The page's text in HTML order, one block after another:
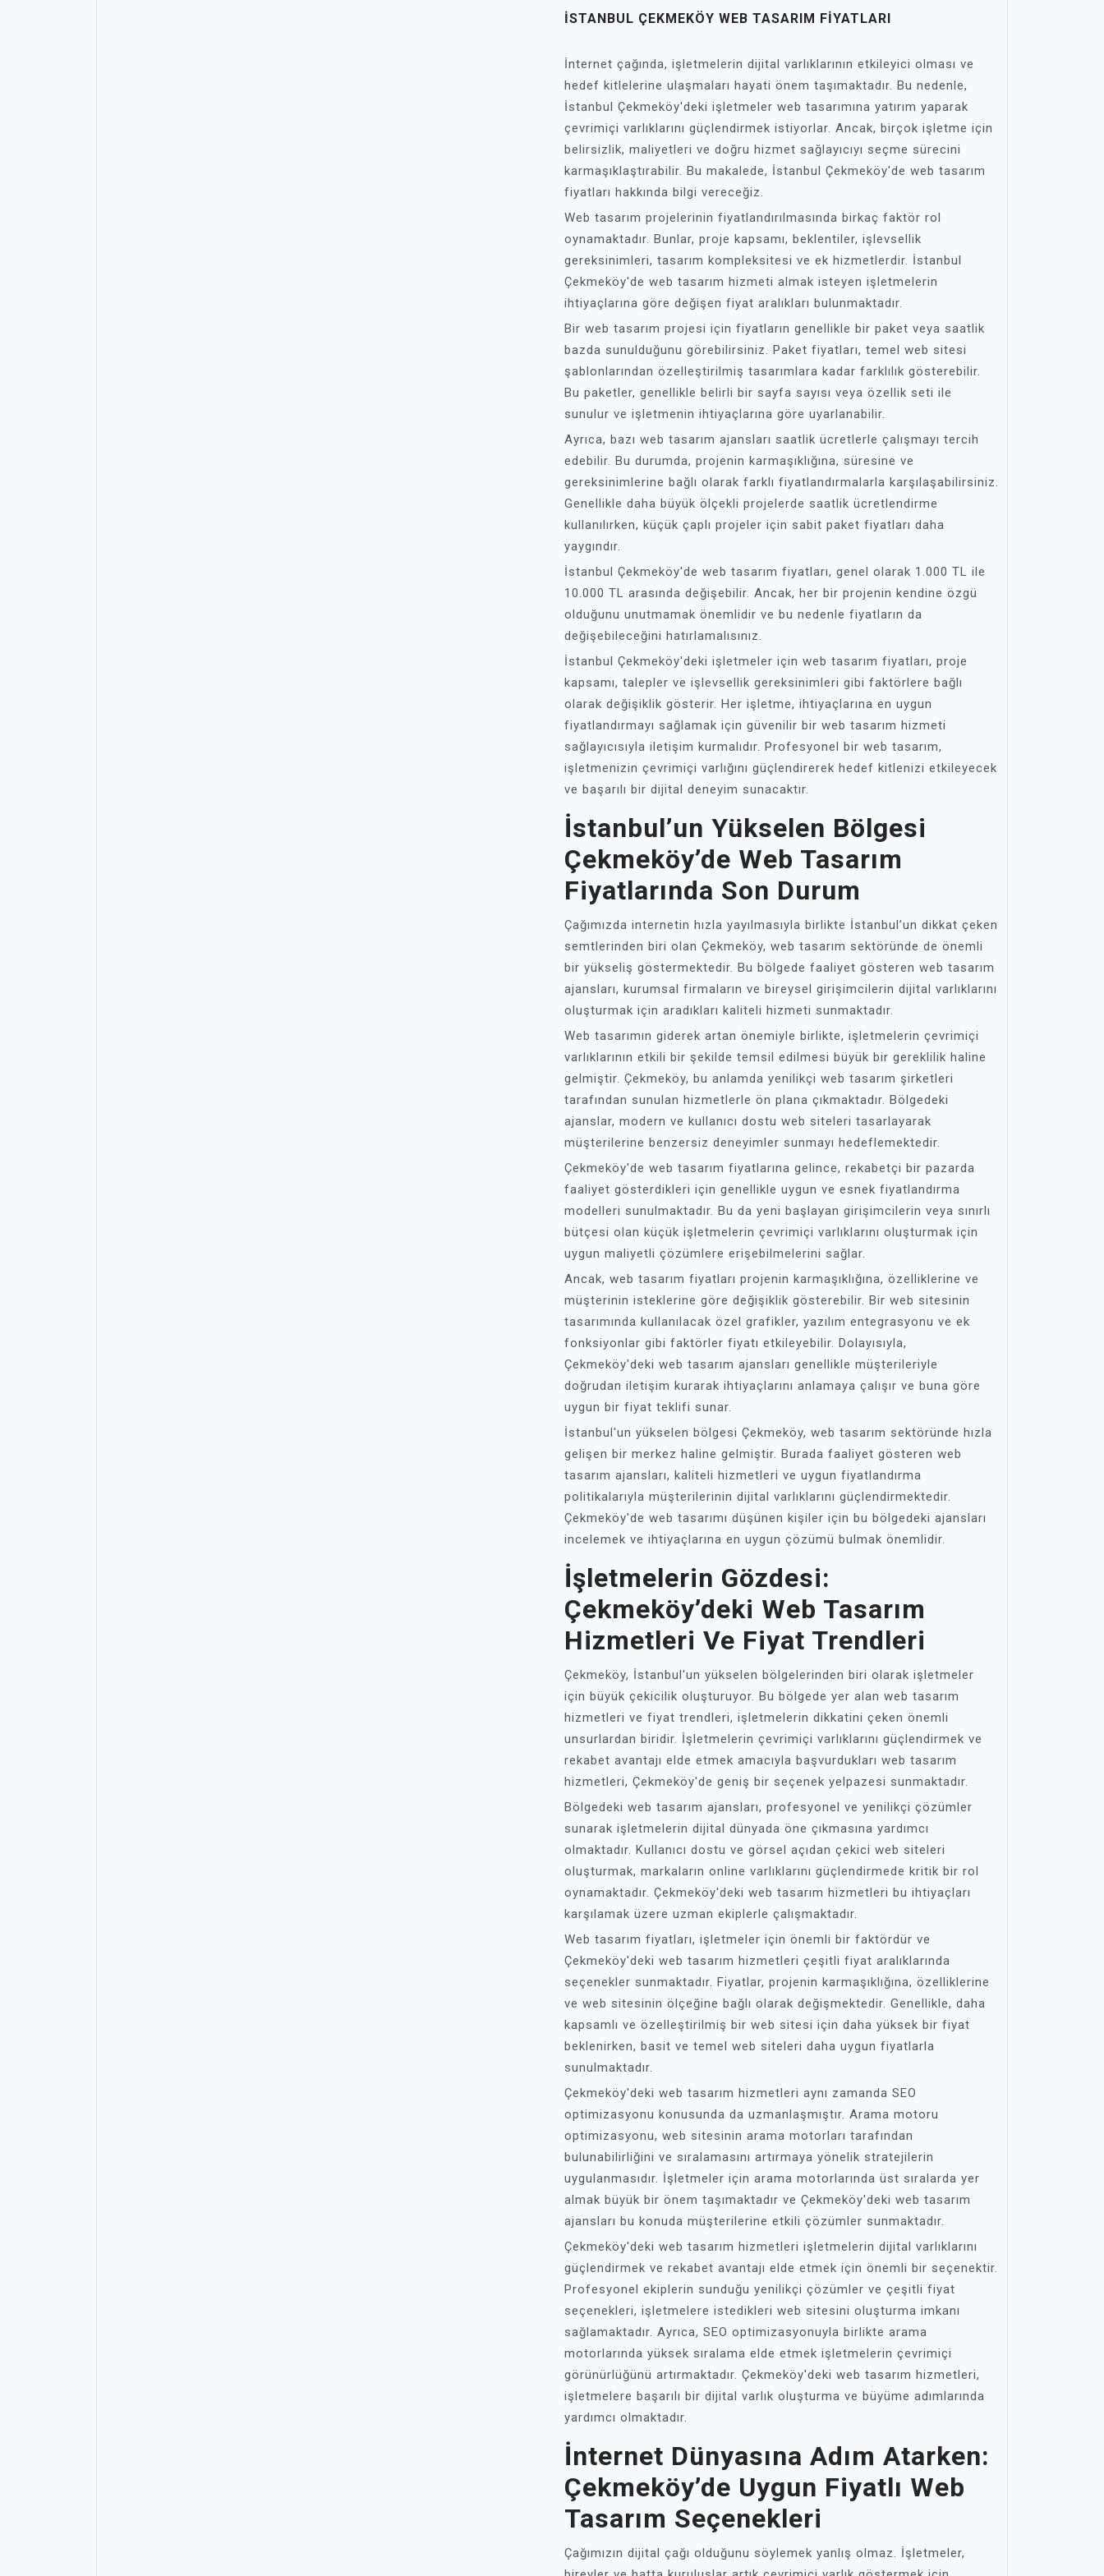
İSTANBUL ÇEKMEKÖY WEB TASARIM FIYATLARI
İnternet çağında, işletmelerin dijital varlıklarının etkileyici olması ve
hedef kitlelerine ulaşmaları hayati önem taşımaktadır. Bu nedenle,
İstanbul Çekmeköy'deki işletmeler web tasarımına yatırım yaparak
çevrimiçi varlıklarını güçlendirmek istiyorlar. Ancak, birçok işletme için
belirsizlik, maliyetleri ve doğru hizmet sağlayıcıyı seçme sürecini
karmaşıklaştırabilir. Bu makalede, İstanbul Çekmeköy'de web tasarım
fiyatları hakkında bilgi vereceğiz.
Web tasarım projelerinin fiyatlandırılmasında birkaç faktör rol
oynamaktadır. Bunlar, proje kapsamı, beklentiler, işlevsellik
gereksinimleri, tasarım kompleksitesi ve ek hizmetlerdir. İstanbul
Çekmeköy'de web tasarım hizmeti almak isteyen işletmelerin
ihtiyaçlarına göre değişen fiyat aralıkları bulunmaktadır.
Bir web tasarım projesi için fiyatların genellikle bir paket veya saatlik
bazda sunulduğunu görebilirsiniz. Paket fiyatları, temel web sitesi
şablonlarından özelleştirilmiş tasarımlara kadar farklılık gösterebilir.
Bu paketler, genellikle belirli bir sayfa sayısı veya özellik seti ile
sunulur ve işletmenin ihtiyaçlarına göre uyarlanabilir.
Ayrıca, bazı web tasarım ajansları saatlik ücretlerle çalışmayı tercih
edebilir. Bu durumda, projenin karmaşıklığına, süresine ve
gereksinimlerine bağlı olarak farklı fiyatlandırmalarla karşılaşabilirsiniz.
Genellikle daha büyük ölçekli projelerde saatlik ücretlendirme
kullanılırken, küçük çaplı projeler için sabit paket fiyatları daha
yaygındır.
İstanbul Çekmeköy'de web tasarım fiyatları, genel olarak 1.000 TL ile
10.000 TL arasında değişebilir. Ancak, her bir projenin kendine özgü
olduğunu unutmamak önemlidir ve bu nedenle fiyatların da
değişebileceğini hatırlamalısınız.
İstanbul Çekmeköy'deki işletmeler için web tasarım fiyatları, proje
kapsamı, talepler ve işlevsellik gereksinimleri gibi faktörlere bağlı
olarak değişiklik gösterir. Her işletme, ihtiyaçlarına en uygun
fiyatlandırmayı sağlamak için güvenilir bir web tasarım hizmeti
sağlayıcısıyla iletişim kurmalıdır. Profesyonel bir web tasarım,
işletmenizin çevrimiçi varlığını güçlendirerek hedef kitlenizi etkileyecek
ve başarılı bir dijital deneyim sunacaktır.
İstanbul’un Yükselen Bölgesi
Çekmeköy’de Web Tasarım
Fiyatlarında Son Durum
Çağımızda internetin hızla yayılmasıyla birlikte İstanbul’un dikkat çeken
semtlerinden biri olan Çekmeköy, web tasarım sektöründe de önemli
bir yükseliş göstermektedir. Bu bölgede faaliyet gösteren web tasarım
ajansları, kurumsal firmaların ve bireysel girişimcilerin dijital varlıklarını
oluşturmak için aradıkları kaliteli hizmeti sunmaktadır.
Web tasarımın giderek artan önemiyle birlikte, işletmelerin çevrimiçi
varlıklarının etkili bir şekilde temsil edilmesi büyük bir gereklilik haline
gelmiştir. Çekmeköy, bu anlamda yenilikçi web tasarım şirketleri
tarafından sunulan hizmetlerle ön plana çıkmaktadır. Bölgedeki
ajanslar, modern ve kullanıcı dostu web siteleri tasarlayarak
müşterilerine benzersiz deneyimler sunmayı hedeflemektedir.
Çekmeköy'de web tasarım fiyatlarına gelince, rekabetçi bir pazarda
faaliyet gösterdikleri için genellikle uygun ve esnek fiyatlandırma
modelleri sunulmaktadır. Bu da yeni başlayan girişimcilerin veya sınırlı
bütçesi olan küçük işletmelerin çevrimiçi varlıklarını oluşturmak için
uygun maliyetli çözümlere erişebilmelerini sağlar.
Ancak, web tasarım fiyatları projenin karmaşıklığına, özelliklerine ve
müşterinin isteklerine göre değişiklik gösterebilir. Bir web sitesinin
tasarımında kullanılacak özel grafikler, yazılım entegrasyonu ve ek
fonksiyonlar gibi faktörler fiyatı etkileyebilir. Dolayısıyla,
Çekmeköy'deki web tasarım ajansları genellikle müşterileriyle
doğrudan iletişim kurarak ihtiyaçlarını anlamaya çalışır ve buna göre
uygun bir fiyat teklifi sunar.
İstanbul'un yükselen bölgesi Çekmeköy, web tasarım sektöründe hızla
gelişen bir merkez haline gelmiştir. Burada faaliyet gösteren web
tasarım ajansları, kaliteli hizmetleri ve uygun fiyatlandırma
politikalarıyla müşterilerinin dijital varlıklarını güçlendirmektedir.
Çekmeköy'de web tasarımı düşünen kişiler için bu bölgedeki ajansları
incelemek ve ihtiyaçlarına en uygun çözümü bulmak önemlidir.
İşletmelerin Gözdesi:
Çekmeköy’deki Web Tasarım
Hizmetleri Ve Fiyat Trendleri
Çekmeköy, İstanbul'un yükselen bölgelerinden biri olarak işletmeler
için büyük çekicilik oluşturuyor. Bu bölgede yer alan web tasarım
hizmetleri ve fiyat trendleri, işletmelerin dikkatini çeken önemli
unsurlardan biridir. İşletmelerin çevrimiçi varlıklarını güçlendirmek ve
rekabet avantajı elde etmek amacıyla başvurdukları web tasarım
hizmetleri, Çekmeköy'de geniş bir seçenek yelpazesi sunmaktadır.
Bölgedeki web tasarım ajansları, profesyonel ve yenilikçi çözümler
sunarak işletmelerin dijital dünyada öne çıkmasına yardımcı
olmaktadır. Kullanıcı dostu ve görsel açıdan çekici web siteleri
oluşturmak, markaların online varlıklarını güçlendirmede kritik bir rol
oynamaktadır. Çekmeköy'deki web tasarım hizmetleri bu ihtiyaçları
karşılamak üzere uzman ekiplerle çalışmaktadır.
Web tasarım fiyatları, işletmeler için önemli bir faktördür ve
Çekmeköy'deki web tasarım hizmetleri çeşitli fiyat aralıklarında
seçenekler sunmaktadır. Fiyatlar, projenin karmaşıklığına, özelliklerine
ve web sitesinin ölçeğine bağlı olarak değişmektedir. Genellikle, daha
kapsamlı ve özelleştirilmiş bir web sitesi için daha yüksek bir fiyat
beklenirken, basit ve temel web siteleri daha uygun fiyatlarla
sunulmaktadır.
Çekmeköy'deki web tasarım hizmetleri aynı zamanda SEO
optimizasyonu konusunda da uzmanlaşmıştır. Arama motoru
optimizasyonu, web sitesinin arama motorları tarafından
bulunabilirliğini ve sıralamasını artırmaya yönelik stratejilerin
uygulanmasıdır. İşletmeler için arama motorlarında üst sıralarda yer
almak büyük bir önem taşımaktadır ve Çekmeköy'deki web tasarım
ajansları bu konuda müşterilerine etkili çözümler sunmaktadır.
Çekmeköy'deki web tasarım hizmetleri işletmelerin dijital varlıklarını
güçlendirmek ve rekabet avantajı elde etmek için önemli bir seçenektir.
Profesyonel ekiplerin sunduğu yenilikçi çözümler ve çeşitli fiyat
seçenekleri, işletmelere istedikleri web sitesini oluşturma imkanı
sağlamaktadır. Ayrıca, SEO optimizasyonuyla birlikte arama
motorlarında yüksek sıralama elde etmek işletmelerin çevrimiçi
görünürlüğünü artırmaktadır. Çekmeköy'deki web tasarım hizmetleri,
işletmelere başarılı bir dijital varlık oluşturma ve büyüme adımlarında
yardımcı olmaktadır.
İnternet Dünyasına Adım Atarken:
Çekmeköy’de Uygun Fiyatlı Web
Tasarım Seçenekleri
Çağımızın dijital çağı olduğunu söylemek yanlış olmaz. İşletmeler,